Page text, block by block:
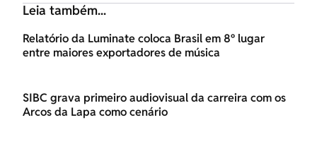
Leia também...
Relatório da Luminate coloca Brasil em 8º lugar
entre maiores exportadores de música
SIBC grava primeiro audiovisual da carreira com os
Arcos da Lapa como cenário